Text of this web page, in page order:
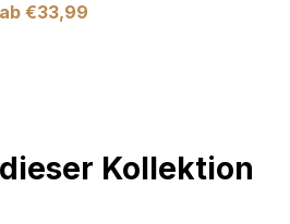
ab €33,99
Kollektion